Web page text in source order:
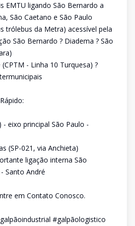
EMTU ligando São Bernardo a
São Caetano e São Paulo
trólebus da Metra) acessível pela
São Bernardo ? Diadema ? São
- Linha 10 Turquesa) ?
- eixo principal São Paulo -
(SP-021, via Anchieta)
ligação interna São
Santo André
em Contato Conosco.
#galpãologistico